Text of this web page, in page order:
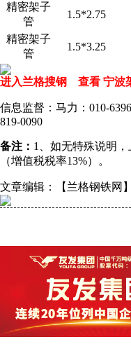
精密架子
管
1.5*2.75
精密架子
管
1.5*3.25
进入兰格搜钢 查看 宁波
信息监督：马力：010-
819-0090
备注： 1、如无特殊说明
（增值税税率13%）。
文章编辑：【兰格钢铁网